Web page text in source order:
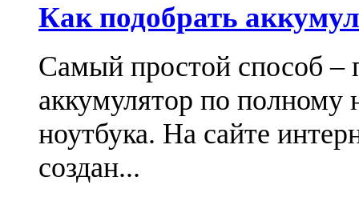
Как подобрать
Самый простой способ –
аккумулятор по
ноутбука. На сайте
создан...